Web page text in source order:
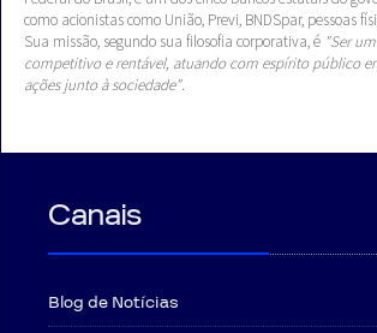
como acionistas como União, Previ, BNDSpar, pessoas
Sua missão, segundo sua filosofia corporativa, é "Ser
competitivo e rentável, atuando com espírito público
ações junto à sociedade".
Canais
Blog de Notícias